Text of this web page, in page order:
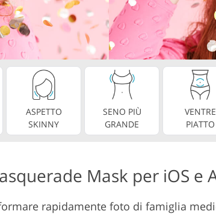
Dati di Addestramento AI Servizi di
ASPETTO
SKINNY
SENO PIÙ
GRANDE
VENTRE
PIATTO
Mask per iOS e
rapidamente foto di famiglia